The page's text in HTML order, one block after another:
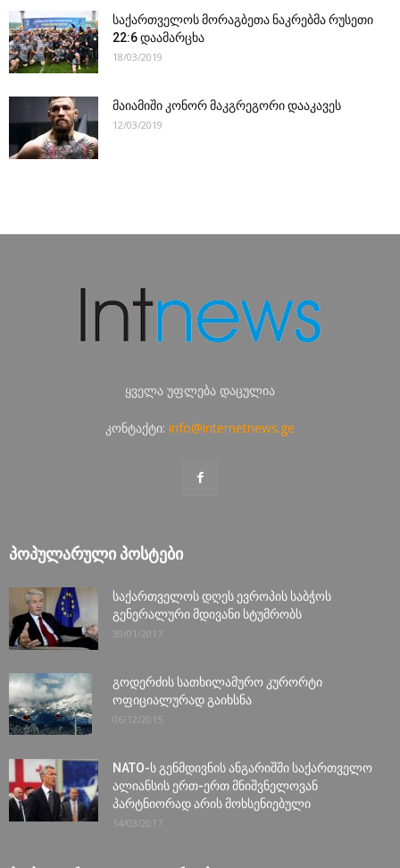
საქართველოს მორაგბეთა ნაკრებმა რუსეთი
22:6 დაამარცხა
18/03/2019
მაიამიში კონორ მაკგრეგორი დააკავეს
12/03/2019
ყველა უფლება დაცულია
კონტაქტი: info@internetnews.ge
ᲞᲝᲞᲣᲚᲐᲠᲣᲚᲘ ᲞᲝᲡᲢᲔᲑᲘ
საქართველოს დღეს ევროპის საბჭოს
გენერალური მდივანი სტუმრობს
30/01/2017
გოდერძის სათხილამურო კურორტი
ოფიციალურად გაიხსნა
06/12/2015
NATO-ს გენმდივნის ანგარიშში საქართველო
ალიანსის ერთ-ერთ მნიშვნელოვან
პარტნიორად არის მოხსენიებული
14/03/2017